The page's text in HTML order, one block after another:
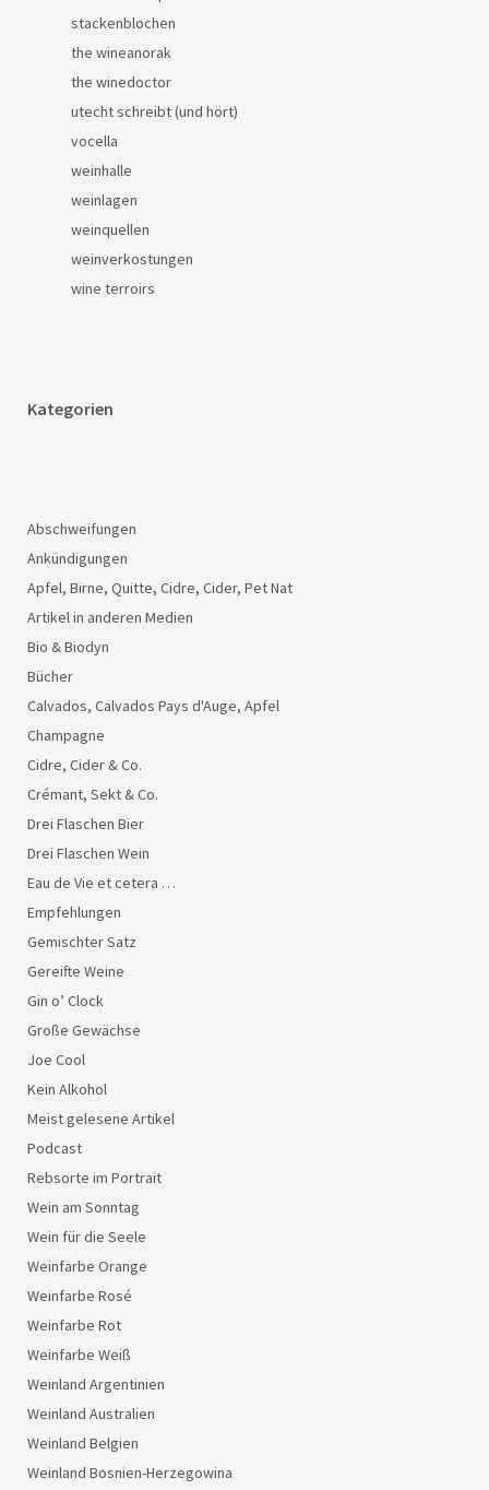
stackenblochen
the wineanorak
the winedoctor
utecht schreibt (und hört)
vocella
weinhalle
weinlagen
weinquellen
weinverkostungen
wine terroirs
Kategorien
Abschweifungen
Ankündigungen
Apfel, Birne, Quitte, Cidre, Cider, Pet Nat
Artikel in anderen Medien
Bio & Biodyn
Bücher
Calvados, Calvados Pays d'Auge, Apfel
Champagne
Cidre, Cider & Co.
Crémant, Sekt & Co.
Drei Flaschen Bier
Drei Flaschen Wein
Eau de Vie et cetera …
Empfehlungen
Gemischter Satz
Gereifte Weine
Gin o’ Clock
Große Gewächse
Joe Cool
Kein Alkohol
Meist gelesene Artikel
Podcast
Rebsorte im Portrait
Wein am Sonntag
Wein für die Seele
Weinfarbe Orange
Weinfarbe Rosé
Weinfarbe Rot
Weinfarbe Weiß
Weinland Argentinien
Weinland Australien
Weinland Belgien
Weinland Bosnien-Herzegowina